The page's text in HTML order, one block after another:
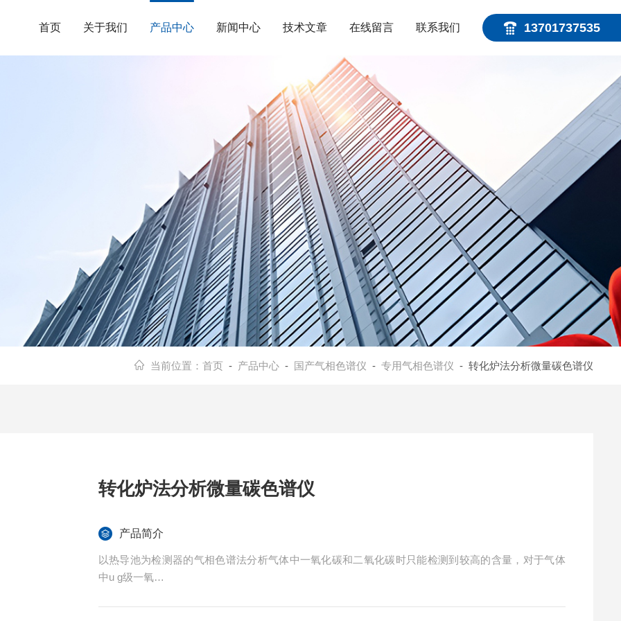
13701737535
首页 关于我们 产品中心 新闻中心 技术文章 在线留言 联系我们
当前位置： 首页 - 产品中心- 国产气相色谱仪 - 专用气相色谱仪 - 转化炉法分析微量碳色谱仪
转化炉法分析微量碳色谱仪
产品简介
以热导池为检测器的气相色谱法分析气体中一氧化碳和二氧化碳时只能检测到较高的含量，对于气体
中u g级一氧